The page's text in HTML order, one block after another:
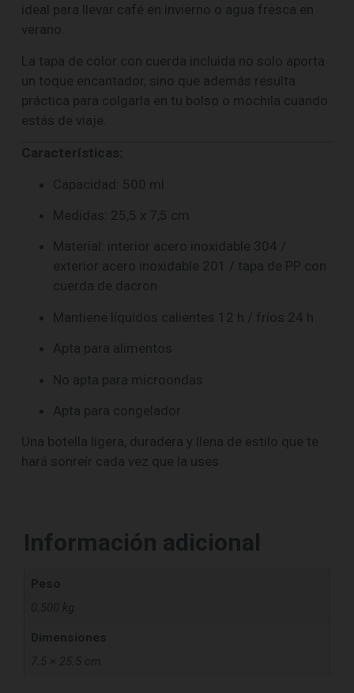
ideal para llevar café en invierno o agua fresca en
verano.
La tapa de color con cuerda incluida no solo aporta
un toque encantador, sino que además resulta
práctica para colgarla en tu bolso o mochila cuando
estás de viaje.
Características:
Capacidad: 500 ml
Medidas: 25,5 x 7,5 cm
Material: interior acero inoxidable 304 /
exterior acero inoxidable 201 / tapa de PP con
cuerda de dacron
Mantiene líquidos calientes 12 h / fríos 24 h
Apta para alimentos
No apta para microondas
Apta para congelador
Una botella ligera, duradera y llena de estilo que te
hará sonreír cada vez que la uses.
Información adicional
Dimensiones
7.5 × 25.5 cm